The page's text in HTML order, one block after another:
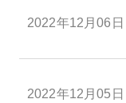
2022年12月06日
2022年12月05日